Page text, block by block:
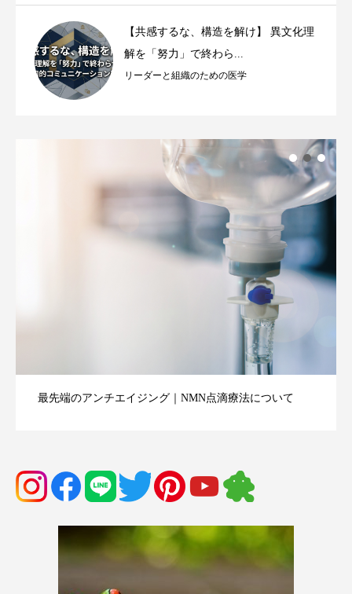
【共感するな、構造を解け】 異文化理
解を「努力」で終わら...
リーダーと組織のための医学
血液クレンジング（オゾン療法・血液クリーニング）効